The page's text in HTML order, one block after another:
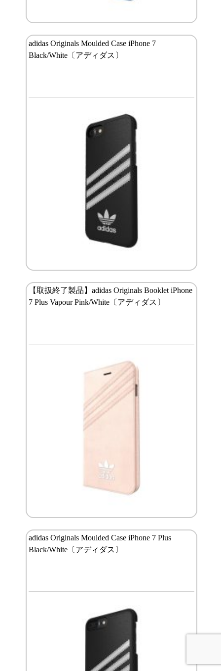
adidas Originals Moulded Case iPhone 7
Black/White〔アディダス〕
【取扱終了製品】adidas Originals Booklet iPhone
7 Plus Vapour Pink/White〔アディダス〕
adidas Originals Moulded Case iPhone 7 Plus
Black/White〔アディダス〕